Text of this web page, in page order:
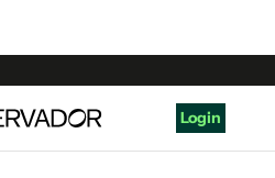
Login